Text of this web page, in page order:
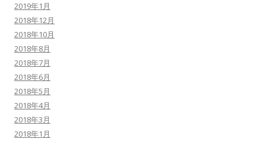
2019年1月
2018年12月
2018年10月
2018年8月
2018年7月
2018年6月
2018年5月
2018年4月
2018年3月
2018年1月